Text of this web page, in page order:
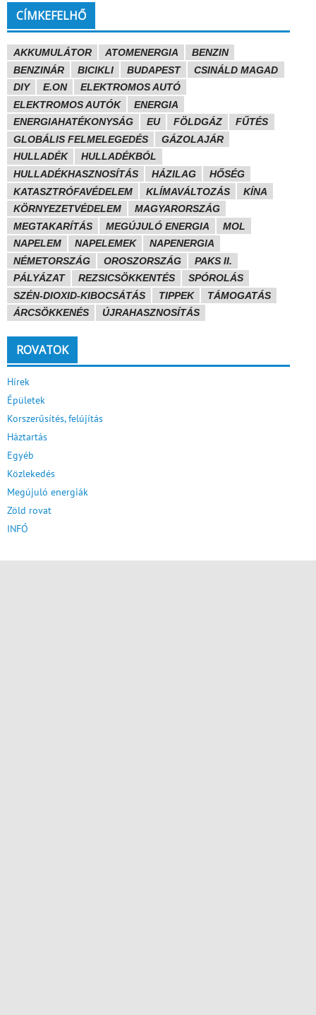
CÍMKEFELHŐ
AKKUMULÁTOR ATOMENERGIA
BENZIN
BENZINÁR
BICIKLI BUDAPEST
CSINÁLD MAGAD
DIY
E.ON
ELEKTROMOS AUTÓ
ELEKTROMOS AUTÓK
ENERGIA
ENERGIAHATÉKONYSÁG
EU FÖLDGÁZ
FŰTÉS
GLOBÁLIS FELMELEGEDÉS
GÁZOLAJÁR
HULLADÉK
HULLADÉKBÓL
HULLADÉKHASZNOSÍTÁS
HÁZILAG
HŐSÉG
KATASZTRÓFAVÉDELEM
KLÍMAVÁLTOZÁS
KÍNA
KÖRNYEZETVÉDELEM
MAGYARORSZÁG
MEGTAKARÍTÁS
MEGÚJULÓ ENERGIA
MOL
NAPELEM
NAPELEMEK
NAPENERGIA
NÉMETORSZÁG
OROSZORSZÁG
PAKS II.
PÁLYÁZAT
REZSICSÖKKENTÉS
SPÓROLÁS
SZÉN-DIOXID-KIBOCSÁTÁS
TIPPEK
TÁMOGATÁS
ÁRCSÖKKENÉS
ÚJRAHASZNOSÍTÁS
ROVATOK
Hírek
Épületek
Korszerűsítés, felújítás
Háztartás
Egyéb
Közlekedés
Megújuló energiák
Zöld rovat
INFÓ